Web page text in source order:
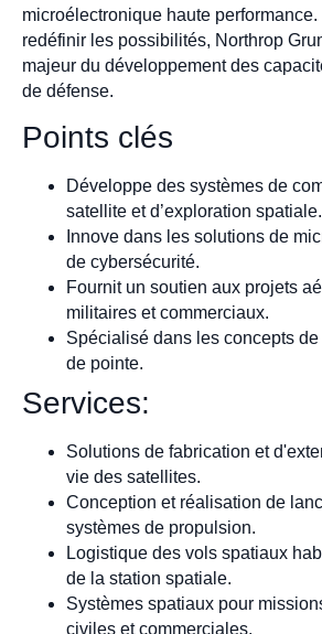
microélectronique haute
redéfinir les possibilités, Northrop
majeur du développement des
de défense.
Points clés
Développe des systèmes de
satellite et d’exploration spatiale.
Innove dans les solutions de
de cybersécurité.
Fournit un soutien aux projets
militaires et commerciaux.
Spécialisé dans les concepts
de pointe.
Services:
Solutions de fabrication et
vie des satellites.
Conception et réalisation de
systèmes de propulsion.
Logistique des vols spatiaux
de la station spatiale.
Systèmes spatiaux pour
civiles et commerciales.